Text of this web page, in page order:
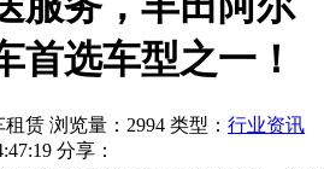
首选车型之一！
租赁 浏览量：2994 类型： 行业资讯
分享：